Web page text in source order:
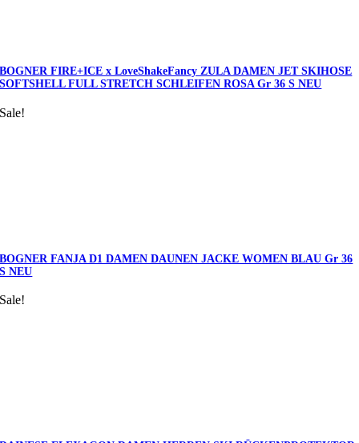
BOGNER FIRE+ICE x LoveShakeFancy ZULA DAMEN JET SKIHOSE
SOFTSHELL FULL STRETCH SCHLEIFEN ROSA Gr 36 S NEU
Sale!
BOGNER FANJA D1 DAMEN DAUNEN JACKE WOMEN BLAU Gr 36
S NEU
Sale!